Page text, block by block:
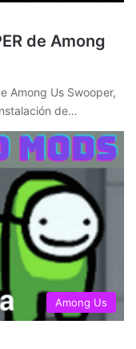
de Among
Among Us Swooper,
de…
Among Us